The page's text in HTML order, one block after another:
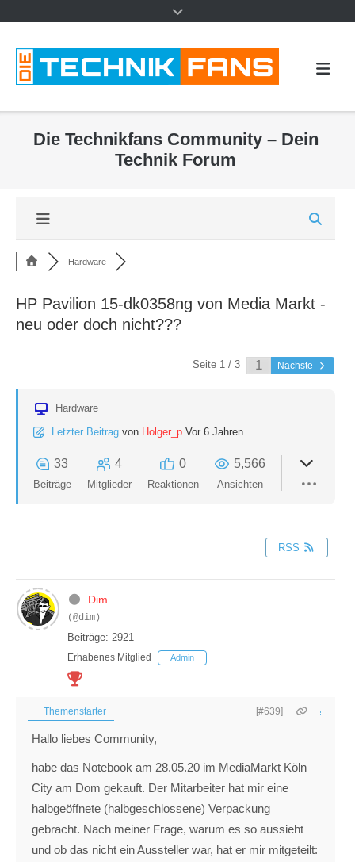
Die Technikfans Community – Dein
Technik Forum
Hardware
HP Pavilion 15-dk0358ng von Media Markt -
neu oder doch nicht???
Seite 1 / 3 Nächste
Hardware
Letzter Beitrag von Holger_p Vor 6 Jahren
33
Beiträge
4
Mitglieder
0
Reaktionen
5,566
Ansichten
RSS
Dim
(@dim)
Beiträge: 2921
Erhabenes Mitglied Admin
Themenstarter [#639]
Hallo liebes Community,
habe das Notebook am 28.05.20 im MediaMarkt Köln
City am Dom gekauft. Der Mitarbeiter hat mir eine
halbgeöffnete (halbgeschlossene) Verpackung
gebracht. Nach meiner Frage, warum es so aussieht
und ob das nicht ein Aussteller war, hat er mir mitgeteilt: